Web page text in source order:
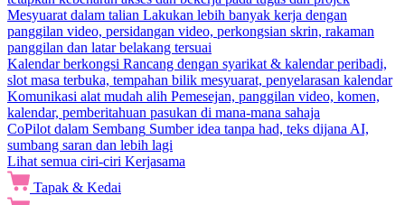
Mesyuarat dalam talian Lakukan lebih banyak kerja dengan
panggilan video, persidangan video, perkongsian skrin, rakaman
panggilan dan latar belakang tersuai
Kalendar berkongsi Rancang dengan syarikat & kalendar peribadi,
slot masa terbuka, tempahan bilik mesyuarat, penyelarasan kalendar
Komunikasi alat mudah alih Pemesejan, panggilan video, komen,
kalendar, pemberitahuan pasukan di mana-mana sahaja
CoPilot dalam Sembang Sumber idea tanpa had, teks dijana AI,
sumbang saran dan lebih lagi
Lihat semua ciri-ciri Kerjasama
Tapak & Kedai